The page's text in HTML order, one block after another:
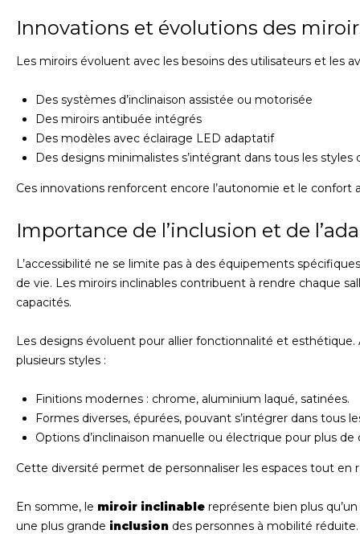
Innovations et évolutions des
Les miroirs évoluent avec les besoins des utilisateurs et les
Des systèmes d’inclinaison assistée ou motorisée
Des miroirs antibuée intégrés
Des modèles avec éclairage LED adaptatif
Des designs minimalistes s’intégrant dans tous les styles
Ces innovations renforcent encore l’autonomie et le confort
Importance de l’inclusion et de
L’accessibilité ne se limite pas à des équipements
de vie. Les miroirs inclinables contribuent à rendre chaque
capacités.
Les designs évoluent pour allier fonctionnalité et esthétique.
plusieurs styles :
Finitions modernes : chrome, aluminium laqué, satinées.
Formes diverses, épurées, pouvant s’intégrer dans tous
Options d’inclinaison manuelle ou électrique pour plus de
Cette diversité permet de personnaliser les espaces tout en
En somme, le miroir inclinable représente bien plus
une plus grande inclusion des personnes à mobilité